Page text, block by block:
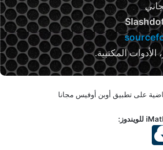
المكتبية.
على تطبيق أوبن أوفيس مجانا